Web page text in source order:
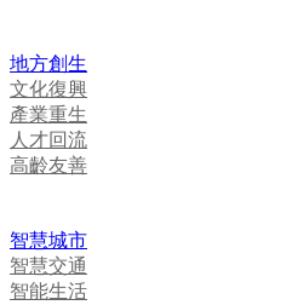
地方創生
文化復興
產業重生
人才回流
高齡友善
智慧城市
智慧交通
智能生活